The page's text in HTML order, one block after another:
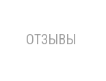
ОТЗЫВЫ